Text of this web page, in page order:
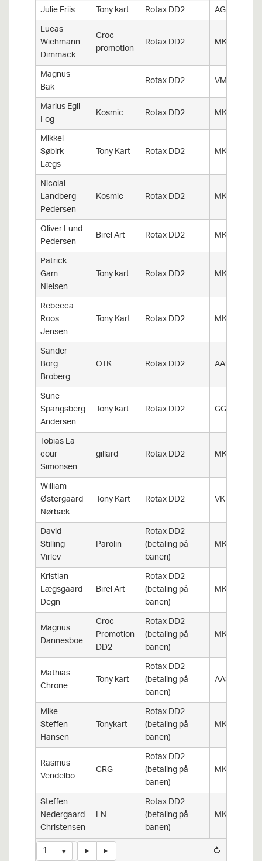
Julie Friis
Tony kart Rotax DD2
AGK
Lucas
Wichmann
Dimmack
Croc
promotion Rotax DD2
MKK
Magnus
Bak Rotax DD2
VMK
Marius Egil
Fog Kosmic Rotax DD2
MKK
Mikkel
Søbirk
Lægs
Tony Kart Rotax DD2
MKK
Nicolai
Landberg
Pedersen
Kosmic Rotax DD2
MKK
Oliver Lund
Pedersen Birel Art Rotax DD2
MKK
Patrick
Gam
Nielsen
Tony kart Rotax DD2
MKK
Rebecca
Roos
Jensen
Tony Kart Rotax DD2
MKK
Sander
Borg
Broberg
OTK Rotax DD2
AAS
Sune
Spangsberg
Andersen
Tony kart Rotax DD2
GGK
Tobias La
cour
Simonsen
gillard Rotax DD2
MKK
William
Østergaard
Nørbæk
Tony Kart Rotax DD2
VKK
David
Stilling
Virlev
Parolin
Rotax DD2
(betaling på
banen)
MKK
Kristian
Lægsgaard
Degn
Birel Art
Rotax DD2
(betaling på
banen)
MKK
Magnus
Dannesboe
Croc
Promotion
DD2
Rotax DD2
(betaling på
banen)
MKK
Mathias
Chrone Tony kart
Rotax DD2
(betaling på
banen)
AAS
Mike
Steffen
Hansen
Tonykart
Rotax DD2
(betaling på
banen)
MKK
Rasmus
Vendelbo CRG
Rotax DD2
(betaling på
banen)
MKK
Steffen
Nedergaard
Christensen
LN
Rotax DD2
(betaling på
banen)
MKK
1